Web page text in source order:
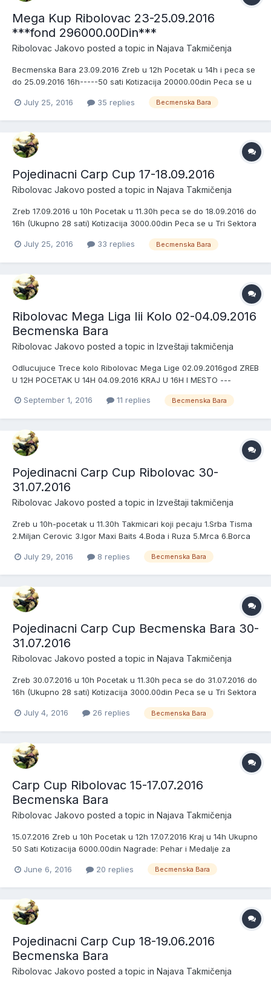
Mega Kup Ribolovac 23-25.09.2016
***fond 296000.00Din***
Ribolovac Jakovo posted a topic in Najava Takmičenja
Becmenska Bara 23.09.2016 Zreb u 12h Pocetak u 14h i peca se
do 25.09.2016 16h-----50 sati Kotizacija 20000.00din Peca se u
pecanja Peca se na 6 stapova Nagrade za Pobednike sektora
July 25, 2016 35 replies Becmenska Bara
Pojedinacni Carp Cup 17-18.09.2016
Ribolovac Jakovo posted a topic in Najava Takmičenja
Zreb 17.09.2016 u 10h Pocetak u 11.30h peca se do 18.09.2016 do
16h (Ukupno 28 sati) Kotizacija 3000.00din Peca se u Tri Sektora
najvecu ulovljenu ribu na celoj stazi) Peca se na tri stapa po
July 25, 2016 33 replies Becmenska Bara
Ribolovac Mega Liga Iii Kolo 02-04.09.2016
Becmenska Bara
Ribolovac Jakovo posted a topic in Izveštaji takmičenja
Odlucujuce Trece kolo Ribolovac Mega Lige 02.09.2016god ZREB
U 12H POCETAK U 14H 04.09.2016 KRAJ U 16H I MESTO ---
60000.00DIN Raspored Po Sektorima III Kola 02-04.09.2016
September 1, 2016 11 replies Becmenska Bara
Pojedinacni Carp Cup Ribolovac 30-
31.07.2016
Ribolovac Jakovo posted a topic in Izveštaji takmičenja
Zreb u 10h-pocetak u 11.30h Takmicari koji pecaju 1.Srba Tisma
2.Miljan Cerovic 3.Igor Maxi Baits 4.Boda i Ruza 5.Mrca 6.Borca
11.Luka i Vlada Valjevo 12.Majic Family 13.Bulajic Omerta
July 29, 2016 8 replies Becmenska Bara
Pojedinacni Carp Cup Becmenska Bara 30-
31.07.2016
Ribolovac Jakovo posted a topic in Najava Takmičenja
Zreb 30.07.2016 u 10h Pocetak u 11.30h peca se do 31.07.2016 do
16h (Ukupno 28 sati) Kotizacija 3000.00din Peca se u Tri Sektora
najvecu ulovljenu ribu na celoj stazi) Peca se na tri stapa po
July 4, 2016 26 replies Becmenska Bara
Carp Cup Ribolovac 15-17.07.2016
Becmenska Bara
Ribolovac Jakovo posted a topic in Najava Takmičenja
15.07.2016 Zreb u 10h Pocetak u 12h 17.07.2016 Kraj u 14h Ukupno
50 Sati Kotizacija 6000.00din Nagrade: Pehar i Medalje za
Nagrade Sa 12,13 i 14 Ekipa Pobednici Sektora Osvajaju ----
June 6, 2016 20 replies Becmenska Bara
Pojedinacni Carp Cup 18-19.06.2016
Becmenska Bara
Ribolovac Jakovo posted a topic in Najava Takmičenja